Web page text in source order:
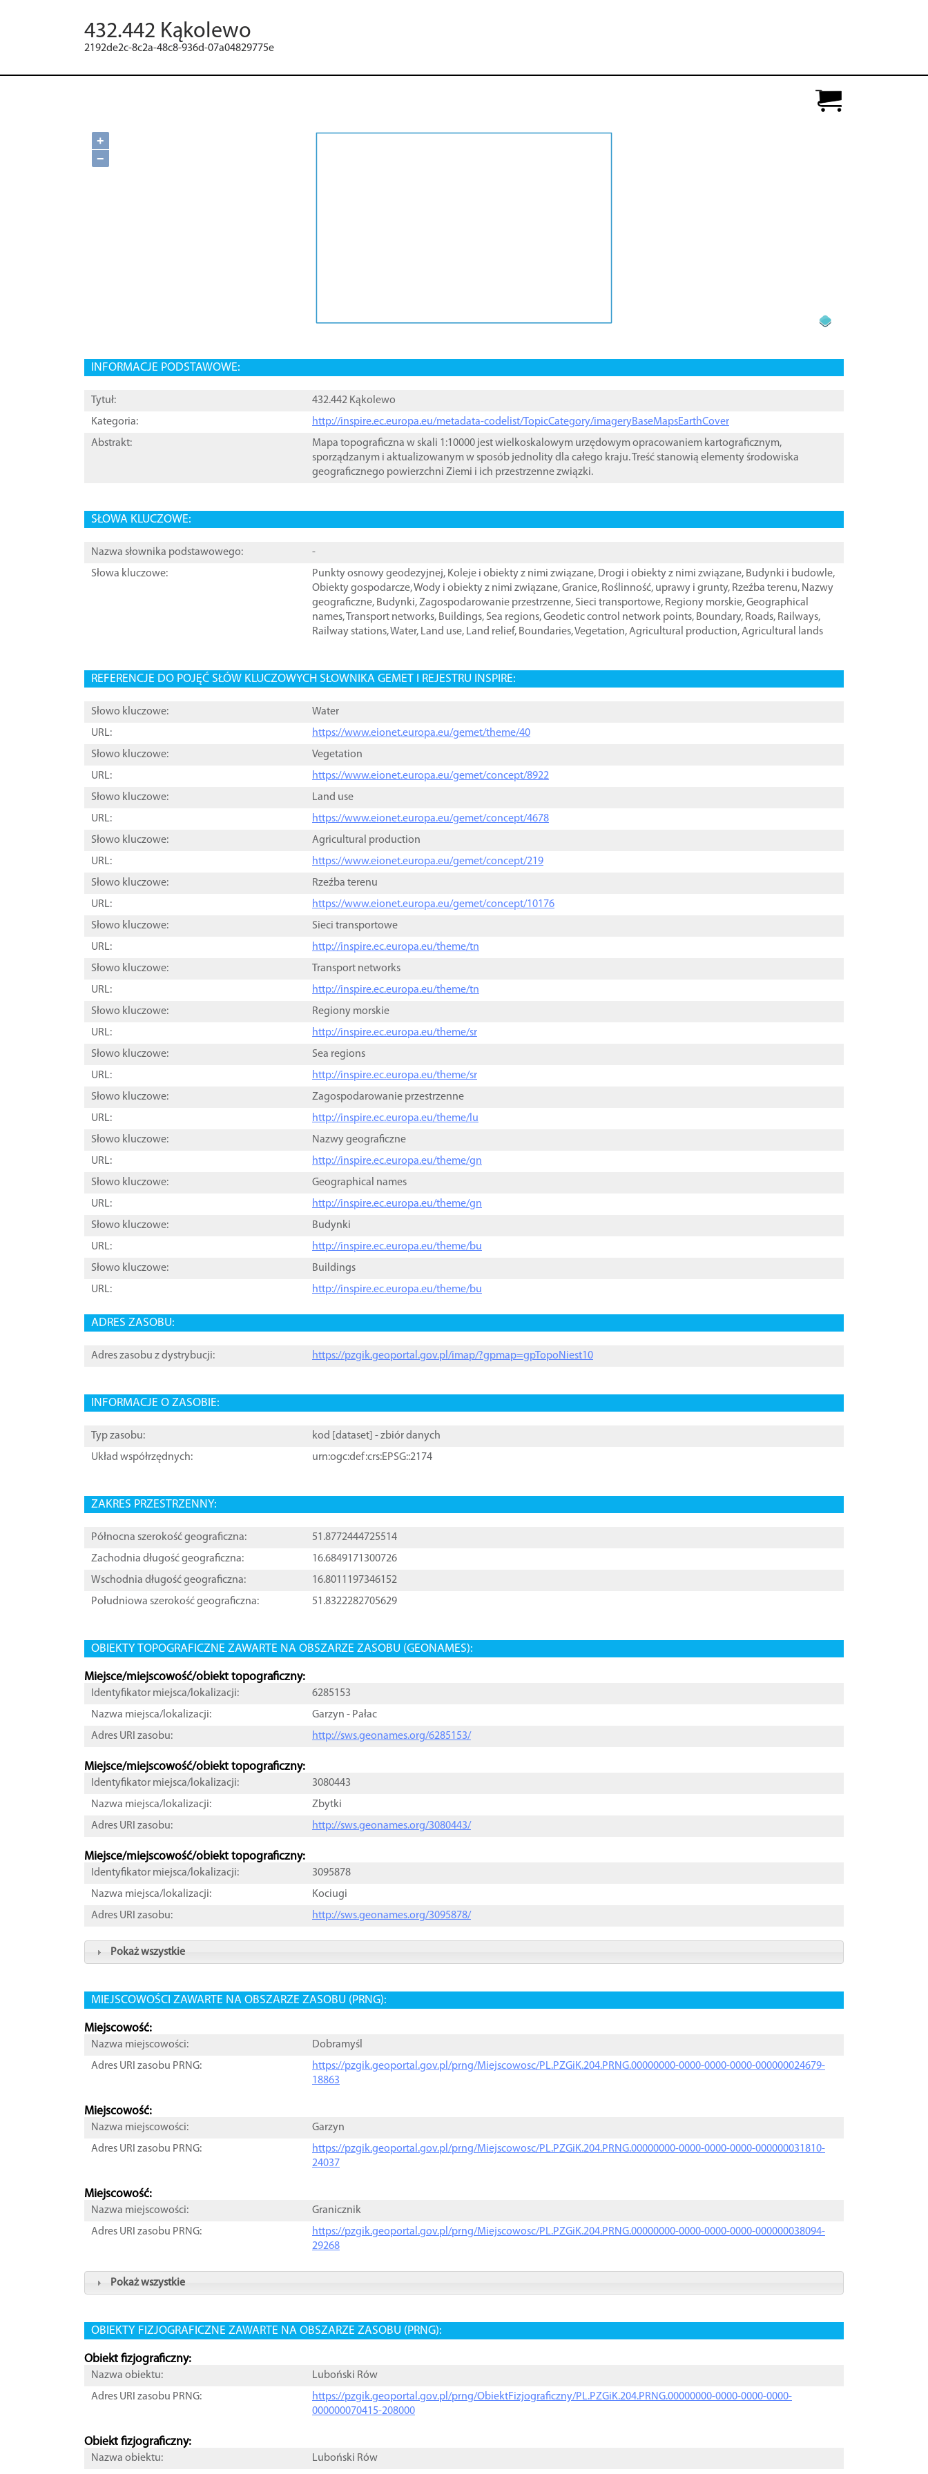
432.442 Kąkolewo
2192de2c-8c2a-48c8-936d-07a04829775e
+
−
INFORMACJE PODSTAWOWE:
Tytuł:
432.442 Kąkolewo
Kategoria:
http://inspire.ec.europa.eu/metadata-codelist/TopicCategory/imageryBaseMapsEarthCover
Abstrakt:
Mapa topograficzna w skali 1:10000 jest wielkoskalowym urzędowym opracowaniem kartograficznym,
sporządzanym i aktualizowanym w sposób jednolity dla całego kraju. Treść stanowią elementy środowiska
geograficznego powierzchni Ziemi i ich przestrzenne związki.
SŁOWA KLUCZOWE:
Nazwa słownika podstawowego:
-
Słowa kluczowe:
Punkty osnowy geodezyjnej, Koleje i obiekty z nimi związane, Drogi i obiekty z nimi związane, Budynki i budowle,
Obiekty gospodarcze,Wody i obiekty z nimi związane,Granice, Roślinność, uprawy i grunty, Rzeźba terenu, Nazwy
geograficzne, Budynki,Zagospodarowanie przestrzenne, Sieci transportowe, Regiony morskie,Geographical
names,Transport networks, Buildings, Sea regions,Geodetic control network points, Boundary, Roads, Railways,
Railway stations,Water, Land use, Land relief, Boundaries,Vegetation,Agricultural production,Agricultural lands
REFERENCJE DO POJĘĆ SŁÓW KLUCZOWYCH SŁOWNIKA GEMET I REJESTRU INSPIRE:
Słowo kluczowe:
Water
URL:
https://www.eionet.europa.eu/gemet/theme/40
Słowo kluczowe:
Vegetation
URL:
https://www.eionet.europa.eu/gemet/concept/8922
Słowo kluczowe:
Land use
URL:
https://www.eionet.europa.eu/gemet/concept/4678
Słowo kluczowe:
Agricultural production
URL:
https://www.eionet.europa.eu/gemet/concept/219
Słowo kluczowe:
Rzeźba terenu
URL:
https://www.eionet.europa.eu/gemet/concept/10176
Słowo kluczowe:
Sieci transportowe
URL:
http://inspire.ec.europa.eu/theme/tn
Słowo kluczowe:
Transport networks
URL:
http://inspire.ec.europa.eu/theme/tn
Słowo kluczowe:
Regiony morskie
URL:
http://inspire.ec.europa.eu/theme/sr
Słowo kluczowe:
Sea regions
URL:
http://inspire.ec.europa.eu/theme/sr
Słowo kluczowe:
Zagospodarowanie przestrzenne
URL:
http://inspire.ec.europa.eu/theme/lu
Słowo kluczowe:
Nazwy geograficzne
URL:
http://inspire.ec.europa.eu/theme/gn
Słowo kluczowe:
Geographical names
URL:
http://inspire.ec.europa.eu/theme/gn
Słowo kluczowe:
Budynki
URL:
http://inspire.ec.europa.eu/theme/bu
Słowo kluczowe:
Buildings
URL:
http://inspire.ec.europa.eu/theme/bu
ADRES ZASOBU:
Adres zasobu z dystrybucji: https://pzgik.geoportal.gov.pl/imap/?gpmap=gpTopoNiest10
INFORMACJE O ZASOBIE:
Typ zasobu: kod [ dataset ] - zbiór danych
Układ współrzędnych:
urn:ogc:def:crs:EPSG::2174
ZAKRES PRZESTRZENNY:
Północna szerokość geograficzna:
51.8772444725514
Zachodnia długość geograficzna:
16.6849171300726
Wschodnia długość geograficzna:
16.8011197346152
Południowa szerokość geograficzna:
51.8322282705629
OBIEKTY TOPOGRAFICZNE ZAWARTE NA OBSZARZE ZASOBU (GEONAMES):
Miejsce/miejscowość/obiekt topograficzny:
Identyfikator miejsca/lokalizacji:
6285153
Nazwa miejsca/lokalizacji:
Garzyn - Pałac
Adres URI zasobu:
http://sws.geonames.org/6285153/
Miejsce/miejscowość/obiekt topograficzny:
Identyfikator miejsca/lokalizacji:
3080443
Nazwa miejsca/lokalizacji:
Zbytki
Adres URI zasobu:
http://sws.geonames.org/3080443/
Miejsce/miejscowość/obiekt topograficzny:
Identyfikator miejsca/lokalizacji:
3095878
Nazwa miejsca/lokalizacji:
Kociugi
Adres URI zasobu:
http://sws.geonames.org/3095878/
Pokaż wszystkie
MIEJSCOWOŚCI ZAWARTE NA OBSZARZE ZASOBU (PRNG):
Miejscowość:
Nazwa miejscowości:
Dobramyśl
Adres URI zasobu PRNG:
https://pzgik.geoportal.gov.pl/prng/Miejscowosc/PL.PZGiK.204.PRNG.00000000-0000-0000-0000-000000024679-
18863
Miejscowość:
Nazwa miejscowości:
Garzyn
Adres URI zasobu PRNG:
https://pzgik.geoportal.gov.pl/prng/Miejscowosc/PL.PZGiK.204.PRNG.00000000-0000-0000-0000-000000031810-
24037
Miejscowość:
Nazwa miejscowości:
Granicznik
Adres URI zasobu PRNG:
https://pzgik.geoportal.gov.pl/prng/Miejscowosc/PL.PZGiK.204.PRNG.00000000-0000-0000-0000-000000038094-
29268
Pokaż wszystkie
OBIEKTY FIZJOGRAFICZNE ZAWARTE NA OBSZARZE ZASOBU (PRNG):
Obiekt fizjograficzny:
Nazwa obiektu:
Luboński Rów
Adres URI zasobu PRNG:
https://pzgik.geoportal.gov.pl/prng/ObiektFizjograficzny/PL.PZGiK.204.PRNG.00000000-0000-0000-0000-
000000070415-208000
Obiekt fizjograficzny:
Nazwa obiektu: Luboński Rów